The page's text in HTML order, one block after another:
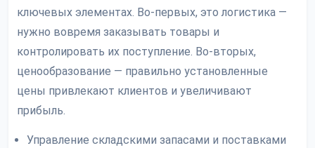
ключевых элементах. Во-первых, это логистика —
нужно вовремя заказывать товары и
контролировать их поступление. Во-вторых,
ценообразование — правильно установленные
цены привлекают клиентов и увеличивают
прибыль.
Управление складскими запасами и поставками